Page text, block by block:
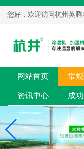
您好，欢迎访问杭州英
务！
网站首页 常
资讯中心 成